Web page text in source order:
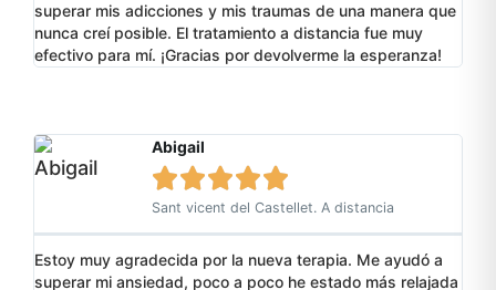
superar mis adicciones y mis traumas de una manera que
nunca creí posible. El tratamiento a distancia fue muy
efectivo para mí. ¡Gracias por devolverme la esperanza!
Abigail

Sant vicent del Castellet. A distancia
Estoy muy agradecida por la nueva terapia. Me ayudó a
superar mi ansiedad, poco a poco he estado más relajada